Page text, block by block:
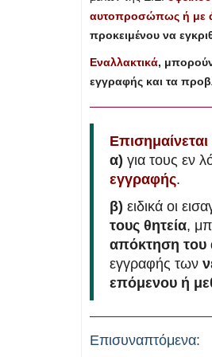
αυτοπροσώπως ή με
προκειμένου να
Εναλλακτικά,
εγγραφής και τα
Επισημαίνεται
α) για τους εν
εγγραφής.
β) ειδικά οι
τους θητεία,
απόκτηση του
εγγραφής των
επόμενου ή
Επισυναπτόμενα: